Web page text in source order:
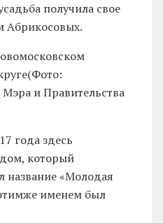
получила свое
Абрикосовых.
и Правительства
года здесь
который
название «Молодая
именем был